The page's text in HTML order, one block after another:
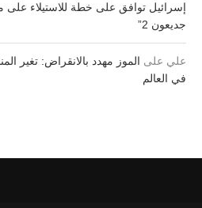
إسرائيل توافق على خطة للاستيلاء
جديعون 2”
علي على الموز مهدد بالانقراض: تغير
في العالم